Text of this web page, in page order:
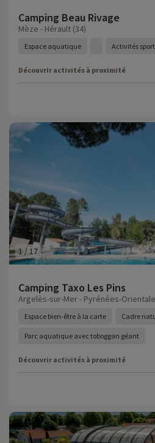
Camping Beau Rivage
Mèze - Hérault (34)
Espace aquatique Activités
Découvrir activités à proximité
1/17
Camping Taxo Les Pins
Argelès-sur-Mer - Pyrénées-
Espace bien-être à la carte Cadre
Parc aquatique avec toboggan géant
Découvrir activités à proximité